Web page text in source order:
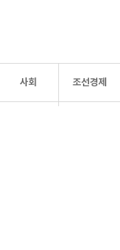
사회 조선경제